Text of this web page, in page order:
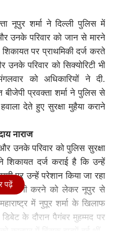
नूपुर शर्मा ने दिल्ली पुलिस में
उनके परिवार को जान से मारने
पर प्राथमिकी दर्ज करते
परिवार को सिक्योरिटी भी
को अधिकारियों ने दी.
बीजेपी प्रवक्ता शर्मा ने पुलिस से
देते हुए सुरक्षा मुहैया कराने
नाराज
उनके परिवार को पुलिस सुरक्षा
शिकायत दर्ज कराई है कि उन्हें
पर उन्हें परेशान किया जा रहा
टिप्पणी करने को लेकर नूपुर से
में नुपूर शर्मा के खिलाफ
के दौरान पैगंबर मुहम्मद पर
पढ़ें